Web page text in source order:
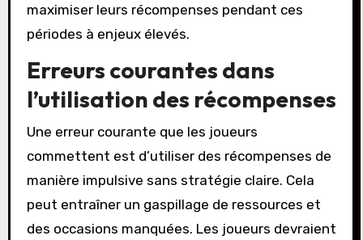
maximiser leurs récompenses pendant ces
périodes à enjeux élevés.
Erreurs courantes dans
l’utilisation des récompenses
Une erreur courante que les joueurs
commettent est d’utiliser des récompenses de
manière impulsive sans stratégie claire. Cela
peut entraîner un gaspillage de ressources et
des occasions manquées. Les joueurs devraient